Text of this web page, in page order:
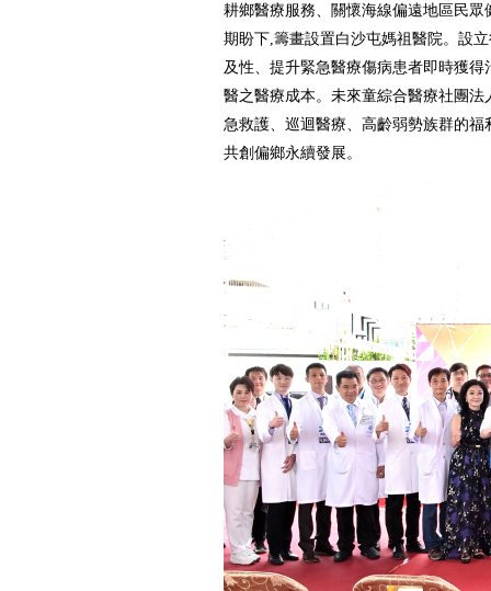
耕鄉醫療服務、關懷海線偏遠地區民
期盼下,籌畫設置白沙屯媽祖醫院。設
及性、提升緊急醫療傷病患者即時獲
醫之醫療成本。未來童綜合醫療社團
急救護、巡迴醫療、高齡弱勢族群的
共創偏鄉永續發展。